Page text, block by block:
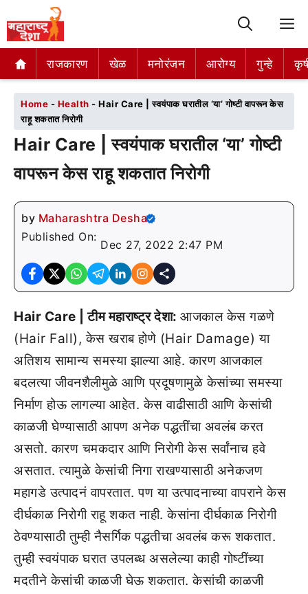
राजकारण खेळ मनोरंजन आरोग्य गुन्हे
राजकारण खेळ मनोरंजन आरोग्य गुन्हे
Home - Health - Hair Care | स्वयंपाक घरातील ‘या’ गोष्टी वापरून केस
राहू शकतात निरोगी
Hair Care | स्वयंपाक घरातील ‘या’ गोष्टी
वापरून केस राहू शकतात निरोगी
by Maharashtra Desha
Published On:
Dec 27, 2022 2:47 PM
Hair Care | टीम महाराष्ट्र देशा: आजकाल केस गळणे
(Hair Fall), केस खराब होणे (Hair Damage) या
अतिशय सामान्य समस्या झाल्या आहे. कारण आजकाल
बदलत्या जीवनशैलीमुळे आणि प्रदूषणामुळे केसांच्या समस्या
निर्माण होऊ लागल्या आहेत. केस वाढीसाठी आणि केसांची
काळजी घेण्यासाठी आपण अनेक पद्धतींचा अवलंब करत
असतो. कारण चमकदार आणि निरोगी केस सर्वांनाच हवे
असतात. त्यामुळे केसांची निगा राखण्यासाठी अनेकजण
महागडे उत्पादनं वापरतात. पण या उत्पादनाच्या वापराने केस
दीर्घकाळ निरोगी राहू शकत नाही. केसांना दीर्घकाळ निरोगी
ठेवण्यासाठी तुम्ही नैसर्गिक पद्धतीचा अवलंब करू शकतात.
तुम्ही स्वयंपाक घरात उपलब्ध असलेल्या काही गोष्टींच्या
मदतीने केसांची काळजी घेऊ शकतात. केसांची काळजी